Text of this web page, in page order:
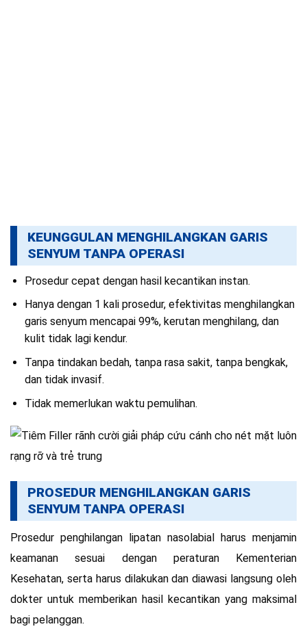
KEUNGGULAN MENGHILANGKAN GARIS
SENYUM TANPA OPERASI
Prosedur cepat dengan hasil kecantikan instan.
Hanya dengan 1 kali prosedur, efektivitas menghilangkan
garis senyum mencapai 99%, kerutan menghilang, dan
kulit tidak lagi kendur.
Tanpa tindakan bedah, tanpa rasa sakit, tanpa bengkak,
dan tidak invasif.
Tidak memerlukan waktu pemulihan.
PROSEDUR MENGHILANGKAN GARIS
SENYUM TANPA OPERASI
Prosedur penghilangan lipatan nasolabial harus menjamin
keamanan sesuai dengan peraturan Kementerian
Kesehatan, serta harus dilakukan dan diawasi langsung oleh
dokter untuk memberikan hasil kecantikan yang maksimal
bagi pelanggan.